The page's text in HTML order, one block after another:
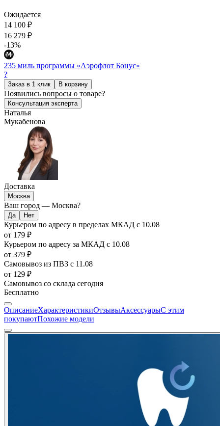
Ожидается
14 100 ₽
16 279 ₽
-13%
235 миль программы «Аэрофлот Бонус»
?
Заказ в 1 клик В корзину
Появились вопросы о товаре?
Консультация эксперта
Наталья
Мукабенова
Доставка
Москва
Ваш город — Москва?
Курьером по адресу в пределах МКАД с 10.08
от 179 ₽
Курьером по адресу за МКАД с 10.08
от 379 ₽
Самовывоз из ПВЗ с 11.08
от 129 ₽
Самовывоз со склада сегодня
Бесплатно
ОписаниеХарактеристикиОтзывыАксессуарыС этим
покупаютПохожие модели